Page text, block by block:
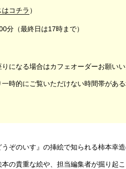
コチラ ）
分（最終日は17時まで）
になる場合はカフェオーダーお願いい
時的にご覧いただけない時間帯があ
ぞのいす』の挿絵で知られる柿本幸
の貴重な絵や、担当編集者が掘り起